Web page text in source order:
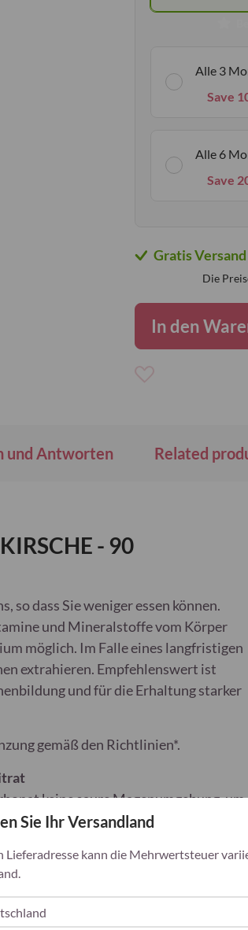
Alle 3
Save
Alle 6
Save
Gratis Versand
Die
In den
und Antworten Related
- 90
so dass Sie weniger essen können.
und Mineralstoffe vom Körper
möglich. Im Falle eines langfristigen
extrahieren. Empfehlenswert ist
und für die Erhaltung starker
gemäß den Richtlinien*.
keine saure Magenumgebung, um
Knochen und unterstützt die Knochen
den Knochen und trägt zur
Sie Ihr Versandland
Lieferadresse kann die Mehrwertsteuer